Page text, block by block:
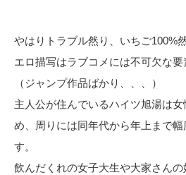
やはりトラブル然り、いちご100%
エロ描写はラブコメには不可欠な要
（ジャンプ作品ばかり、、、）
主人公が住んでいるハイツ旭湯は
め、周りには同年代から年上まで
す。
飲んだくれの女子大生や大家さん